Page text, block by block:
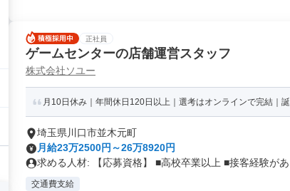
正社員
ゲームセンターの店舗運営スタッフ
株式会社ソユー
月10日休み｜年間休日120日以上｜選考はオンラインで完結｜
埼玉県川口市並木元町
月給23万2500円～26万8920円
求める人材: 【応募資格】 ■高校卒業以上 ■接客経験があ
交通費支給